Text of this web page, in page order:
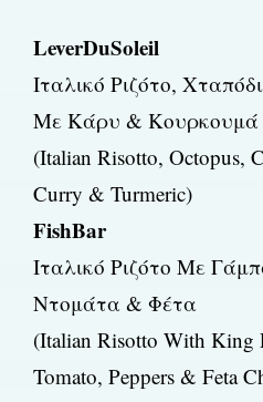
LeverDuSoleil
Ιταλικό Ριζότο,
Με Κάρυ & Κουρκουμά
(Italian Risotto, Octopus,
Curry & Turmeric)
FishBar
Ιταλικό Ριζότο Με
Ντομάτα & Φέτα
(Italian Risotto With King
Tomato, Peppers & Feta